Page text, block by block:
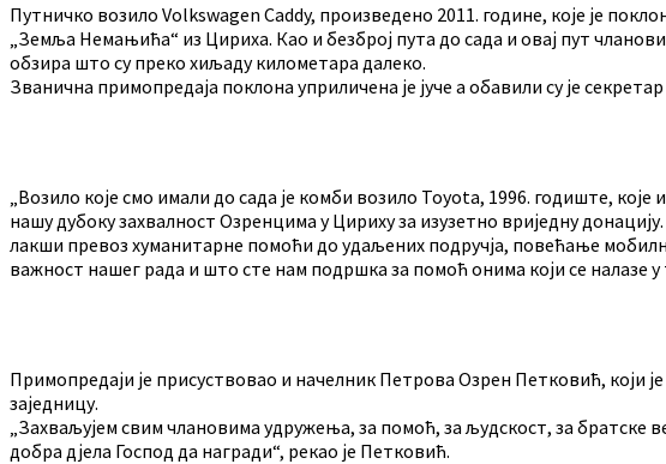
Путничко возило Volkswagen Caddy, произведено 2011. године, које је
„Земља Немањића“ из Цириха. Као и безброј пута до сада и овај пут
обзира што су преко хиљаду километара далеко.
Званична примопредаја поклона уприличена је јуче а обавили су је
„Возило које смо имали до сада је комби возило Toyota, 1996. годиште,
нашу дубоку захвалност Озренцима у Цириху за изузетно вриједну
лакши превоз хуманитарне помоћи до удаљених подручја, повећање
важност нашег рада и што сте нам подршка за помоћ онима који се налазе
Примопредаји је присуствовао и начелник Петрова Озрен Петковић, који
заједницу.
„Захваљујем свим члановима удружења, за помоћ, за људскост, за
добра дјела Господ да награди“, рекао је Петковић.